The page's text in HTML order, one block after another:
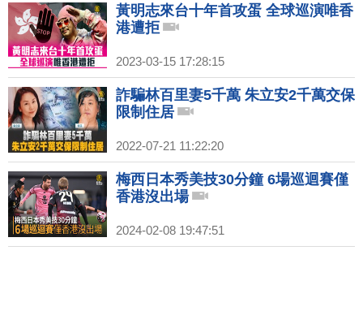
黃明志來台十年首攻蛋 全球巡演唯香
港遭拒
2023-03-15 17:28:15
詐騙林百里妻5千萬 朱立安2千萬交保
限制住居
2022-07-21 11:22:20
梅西日本秀美技30分鐘 6場巡迴賽僅
香港沒出場
2024-02-08 19:47:51